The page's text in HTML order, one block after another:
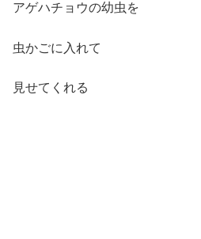
アゲハチョウの幼虫を
虫かごに入れて
見せてくれる